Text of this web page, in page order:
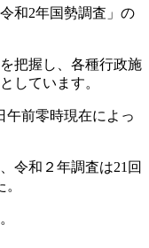
和2年国勢調査」の
把握し、各種行政施
しています。
午前零時現在によっ
令和２年調査は21回